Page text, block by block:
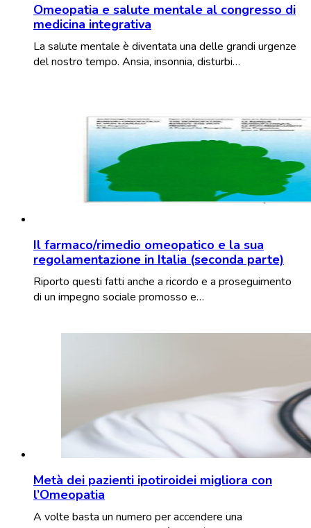
Omeopatia e salute mentale al congresso di
medicina integrativa
La salute mentale è diventata una delle grandi urgenze
del nostro tempo. Ansia, insonnia, disturbi…
Il farmaco/rimedio omeopatico e la sua
regolamentazione in Italia (seconda parte)
Riporto questi fatti anche a ricordo e a proseguimento
di un impegno sociale promosso e…
Metà dei pazienti ipotiroidei migliora con
l’Omeopatia
A volte basta un numero per accendere una